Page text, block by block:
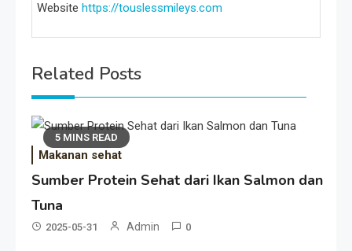
Website https://touslessmileys.com
Related Posts
5 MINS READ
Makanan sehat
Sumber Protein Sehat dari Ikan Salmon dan
Tuna
2025-05-31 Admin 0